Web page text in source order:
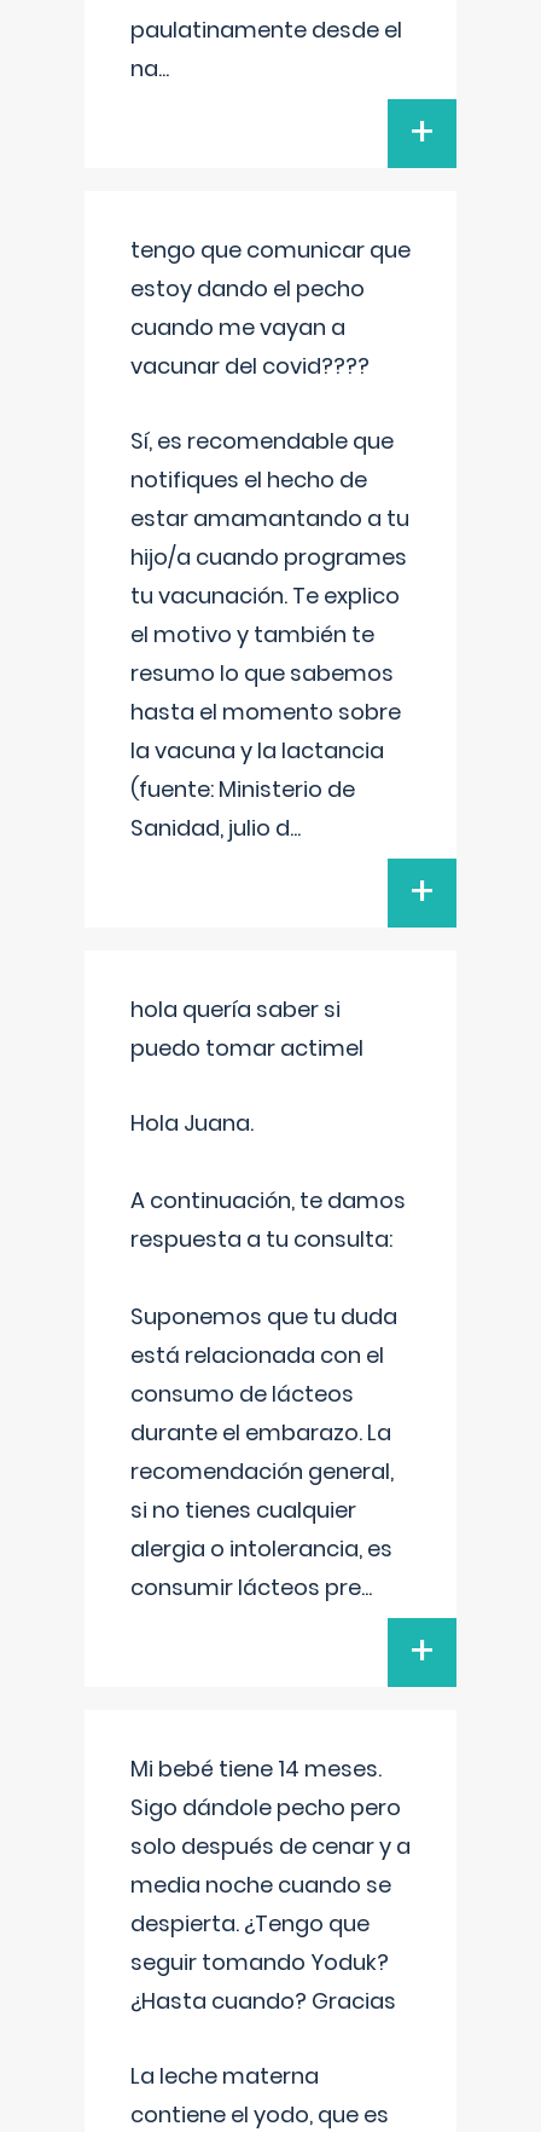
paulatinamente desde el
na...
+
tengo que comunicar que
estoy dando el pecho
cuando me vayan a
vacunar del covid????
Sí, es recomendable que
notifiques el hecho de
estar amamantando a tu
hijo/a cuando programes
tu vacunación. Te explico
el motivo y también te
resumo lo que sabemos
hasta el momento sobre
la vacuna y la lactancia
(fuente: Ministerio de
Sanidad, julio d...
+
hola quería saber si
puedo tomar actimel
Hola Juana.
A continuación, te damos
respuesta a tu consulta:
Suponemos que tu duda
está relacionada con el
consumo de lácteos
durante el embarazo. La
recomendación general,
si no tienes cualquier
alergia o intolerancia, es
consumir lácteos pre...
+
Mi bebé tiene 14 meses.
Sigo dándole pecho pero
solo después de cenar y a
media noche cuando se
despierta. ¿Tengo que
seguir tomando Yoduk?
¿Hasta cuando? Gracias
La leche materna
contiene el yodo, que es